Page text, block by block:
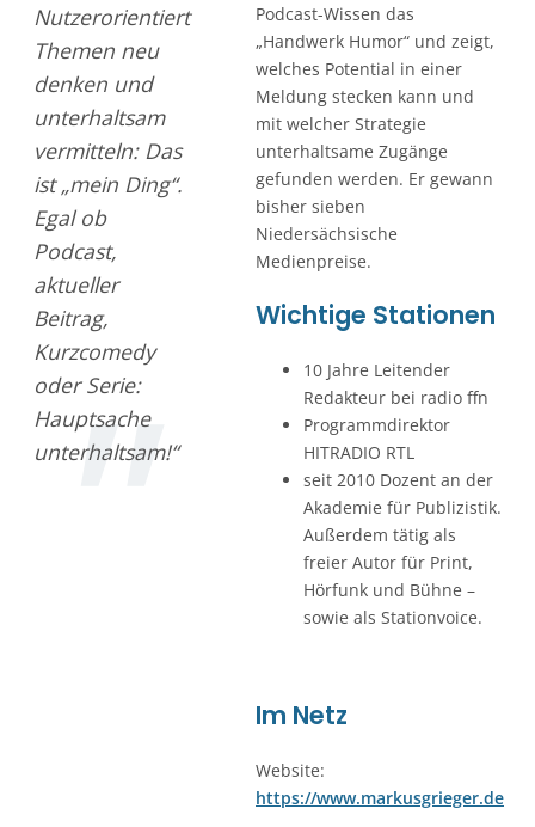
Nutzerorientiert
Themen neu
denken und
unterhaltsam
vermitteln: Das
ist „mein Ding“.
Egal ob
Podcast,
aktueller
Beitrag,
Kurzcomedy
oder Serie:
Hauptsache
unterhaltsam!“
Podcast-Wissen das
„Handwerk Humor“ und zeigt,
welches Potential in einer
Meldung stecken kann und
mit welcher Strategie
unterhaltsame Zugänge
gefunden werden. Er gewann
bisher sieben
Niedersächsische
Medienpreise.
Wichtige Stationen
10 Jahre Leitender
Redakteur bei radio ffn
Programmdirektor
HITRADIO RTL
seit 2010 Dozent an der
Akademie für Publizistik.
Außerdem tätig als
freier Autor für Print,
Hörfunk und Bühne –
sowie als Stationvoice.
Im Netz
Website:
https://www.markusgrieger.de